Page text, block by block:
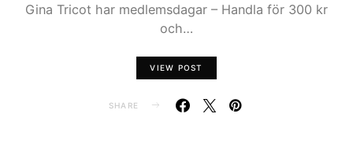
Gina Tricot har medlemsdagar – Handla för 300 kr
och…
VIEW POST
SHARE